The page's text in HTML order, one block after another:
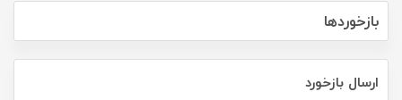
بازخوردها
ارسال بازخورد